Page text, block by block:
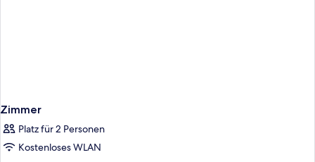
Zimmer
Platz für 2 Personen
Kostenloses WLAN